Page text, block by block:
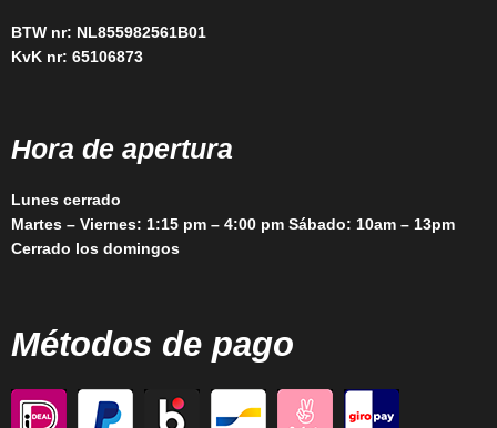
BTW nr: NL855982561B01
KvK nr: 65106873
Hora de apertura
Lunes cerrado
Martes – Viernes: 1:15 pm – 4:00 pm Sábado: 10am – 13pm
Cerrado los domingos
Métodos de pago